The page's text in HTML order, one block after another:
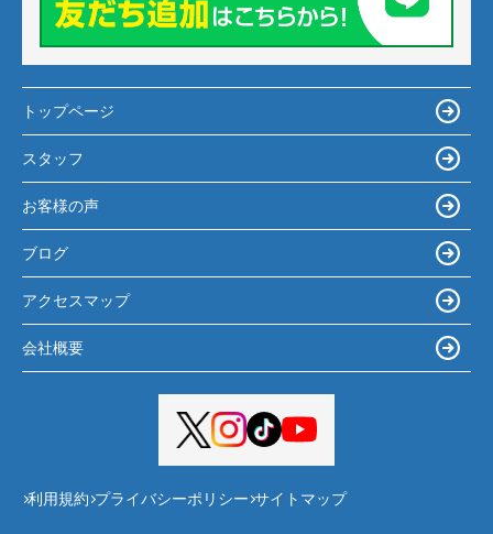
トップページ
スタッフ
お客様の声
ブログ
アクセスマップ
会社概要
利用規約 プライバシーポリシー サイトマップ